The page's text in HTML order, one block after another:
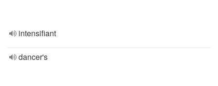
intensifiant
dancer's